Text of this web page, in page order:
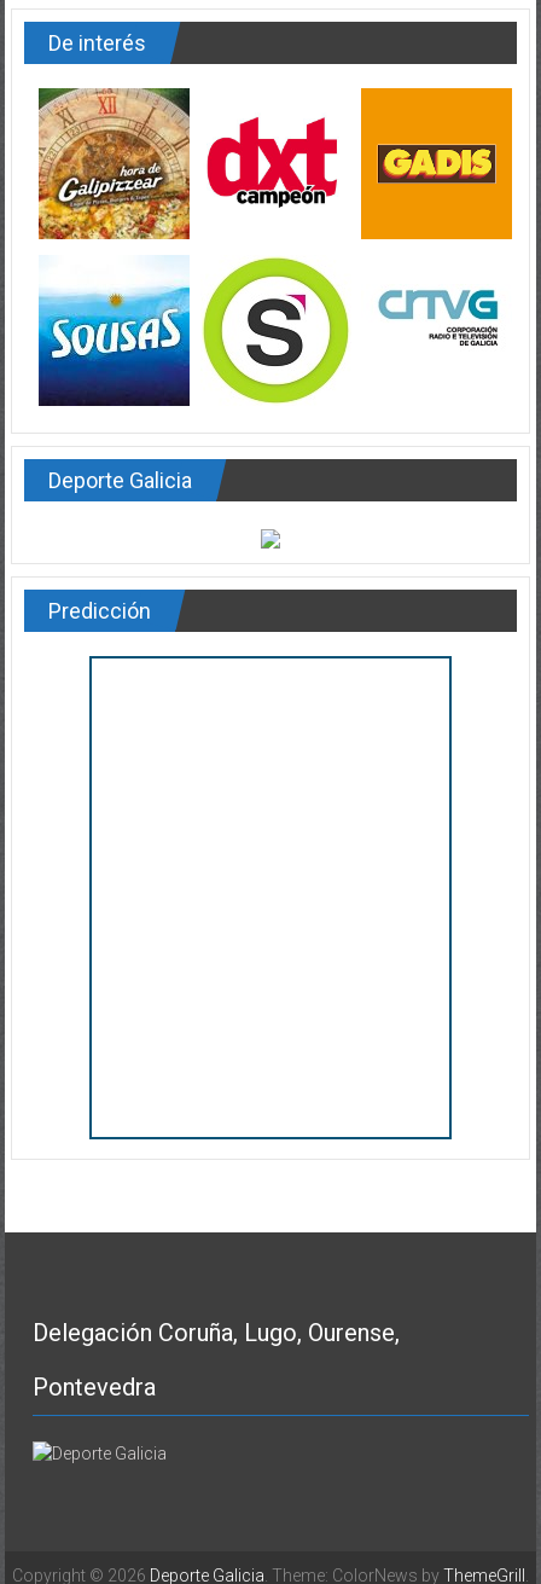
De interés
Deporte Galicia
Predicción
Delegación Coruña, Lugo, Ourense,
Pontevedra
Copyright © 2026 Deporte Galicia . Theme: ColorNews byThemeGrill